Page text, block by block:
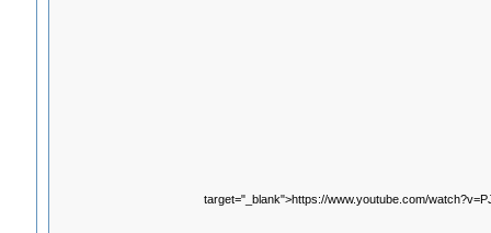
target="_blank">https://www.youtube.com/